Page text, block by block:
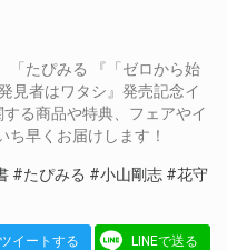
「たぴみる 『「ゼロから始
見者はワタシ』発売記念イ
る商品や特典、フェアやイ
早くお届けします！
#たぴみる #小山剛志 #花守
ツイートする LINEで送る